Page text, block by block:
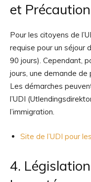
et
Pour les citoyens de
requise pour un séjour
90 jours). Cependant,
jours, une demande
Les démarches
l’UDI
l’immigration.
Site de l’UDI pour
4.